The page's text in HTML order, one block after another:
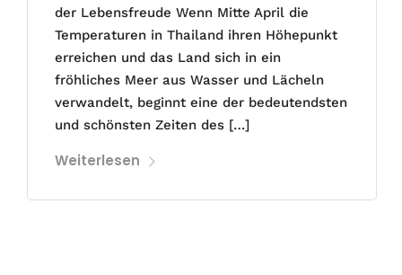
der Lebensfreude Wenn Mitte April die
Temperaturen in Thailand ihren Höhepunkt
erreichen und das Land sich in ein
fröhliches Meer aus Wasser und Lächeln
verwandelt, beginnt eine der bedeutendsten
und schönsten Zeiten des […]
Weiterlesen